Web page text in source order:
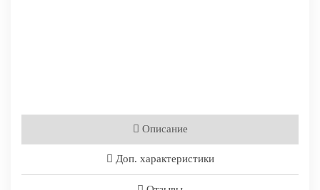
Описание
Доп. характеристики